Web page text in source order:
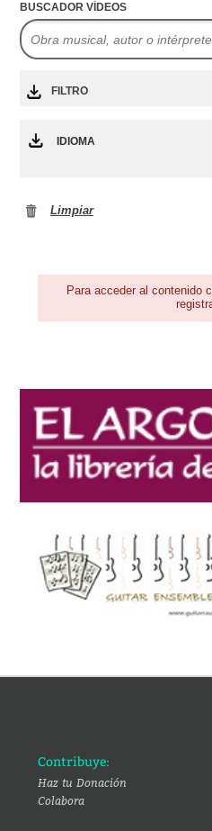
BUSCADOR VÍDEOS
FILTRO
IDIOMA
Limpiar
Para acceder al contenido
Contribuye:
Haz tu Donación
Colabora